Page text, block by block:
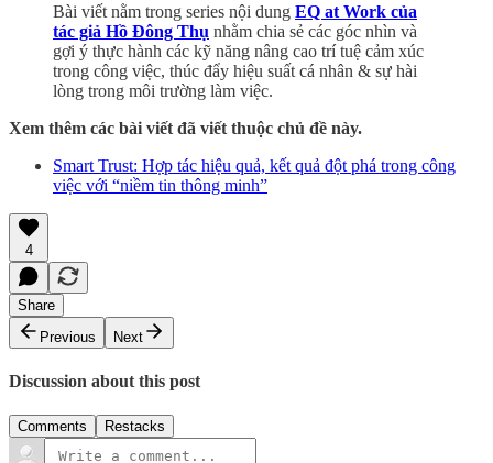
Bài viết nằm trong series nội dung EQ at Work của
tác giả Hồ Đông Thụ nhằm chia sẻ các góc nhìn và
gợi ý thực hành các kỹ năng nâng cao trí tuệ cảm xúc
trong công việc, thúc đẩy hiệu suất cá nhân & sự hài
lòng trong môi trường làm việc.
Xem thêm các bài viết đã viết thuộc chủ đề này.
Smart Trust: Hợp tác hiệu quả, kết quả đột phá trong công
việc với “niềm tin thông minh”
4
Share
Previous
Next
Discussion about this post
Comments Restacks